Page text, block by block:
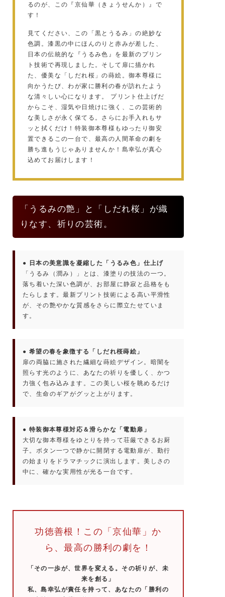
るのが、この『京仙華（きょうせんか）』で
す！
見てください、この「黒とうるみ」の絶妙な
色調。漆黒の中にほんのりと赤みが差した、
日本の伝統的な『うるみ色』を最新のプリン
ト技術で再現しました。そして扉に描かれ
た、優美な「しだれ桜」の蒔絵。御本尊様に
向かうたび、わが家に勝利の春が訪れたよう
な清々しい心になります。 プリント仕上げだ
からこそ、湿気や日焼けに強く、この芸術的
な美しさが永く保てる。さらにお手入れもサ
ッと拭くだけ！特装御本尊様もゆったり御安
置できるこの一台で、最高の人間革命の劇を
勝ち進もうじゃありませんか！島幸弘が真心
込めてお届けします！
「うるみの艶」と「しだれ桜」が織
りなす、祈りの芸術。
● 日本の美意識を凝縮した「うるみ色」仕上げ
「うるみ（潤み）」とは、漆塗りの技法の一つ。
落ち着いた深い色調が、お部屋に静寂と品格をも
たらします。最新プリント技術による高い平滑性
が、その艶やかな質感をさらに際立たせていま
す。
● 希望の春を象徴する「しだれ桜蒔絵」
扉の両脇に施された繊細な蒔絵デザイン。暗闇を
照らす光のように、あなたの祈りを優しく、かつ
力強く包み込みます。この美しい桜を眺めるだけ
で、生命のギアがグッと上がります。
● 特装御本尊様対応＆滑らかな「電動扉」
大切な御本尊様をゆとりを持って荘厳できるお厨
子。ボタン一つで静かに開閉する電動扉が、勤行
の始まりをドラマチックに演出します。美しさの
中に、確かな実用性が光る一台です。
功徳善根！この「京仙華」か
ら、最高の勝利の劇を！
「その一歩が、世界を変える。その祈りが、未
来を創る」
私、島幸弘が責任を持って、あなたの「勝利の